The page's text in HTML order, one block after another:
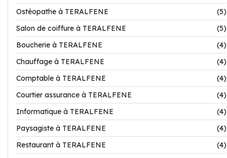
Ostéopathe à TERALFENE
(5)
Salon de coiffure à TERALFENE
(5)
Boucherie à TERALFENE
(4)
Chauffage à TERALFENE
(4)
Comptable à TERALFENE
(4)
Courtier assurance à TERALFENE
(4)
Informatique à TERALFENE
(4)
Paysagiste à TERALFENE
(4)
Restaurant à TERALFENE
(4)